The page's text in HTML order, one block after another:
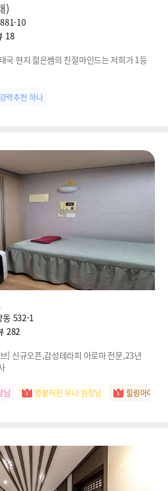
)
10
18
현지 젊은쌤의 친절마인드는 저희가 1등
강력추천 하나
동 532-1
282
] 신규오픈,감성테라피 아로마 전문,23년
님 명불허전 유나 원장님 힐링아이콘